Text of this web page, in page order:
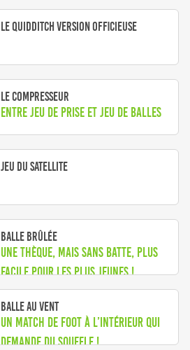
quand même marquer !
Le Quidditch version officieuse
Le compresseur
Entre jeu de prise et jeu de balles
Jeu du satellite
Balle brûlée
Une thèque, mais sans batte, plus
facile pour les plus jeunes !
Balle au vent
Un match de foot à l’intérieur qui
demande du souffle !